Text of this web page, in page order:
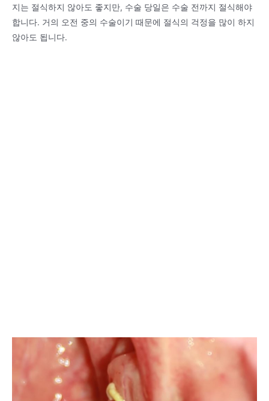
지는 절식하지 않아도 좋지만, 수술 당일은 수술 전까지 절식해야
합니다. 거의 오전 중의 수술이기 때문에 절식의 걱정을 많이 하지
않아도 됩니다.